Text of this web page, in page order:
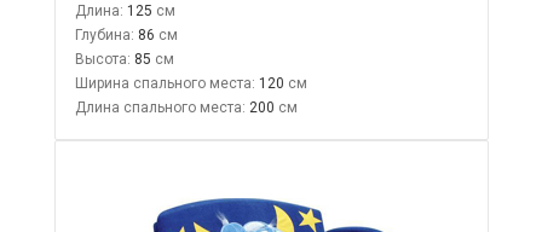
Длина: 125
Глубина: 86
Высота: 85
Ширина спального места: 120
Длина спального места: 200